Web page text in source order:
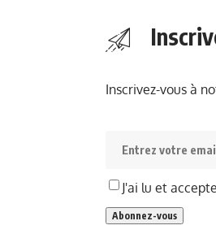
Inscrivez-vous à
J'ai lu et